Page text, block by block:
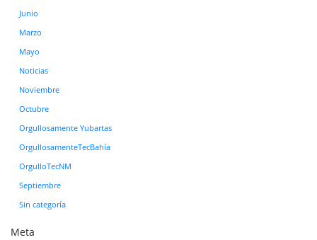
Junio
Marzo
Mayo
Noticias
Noviembre
Octubre
Orgullosamente Yubartas
OrgullosamenteTecBahía
OrgulloTecNM
Septiembre
Sin categoría
Meta